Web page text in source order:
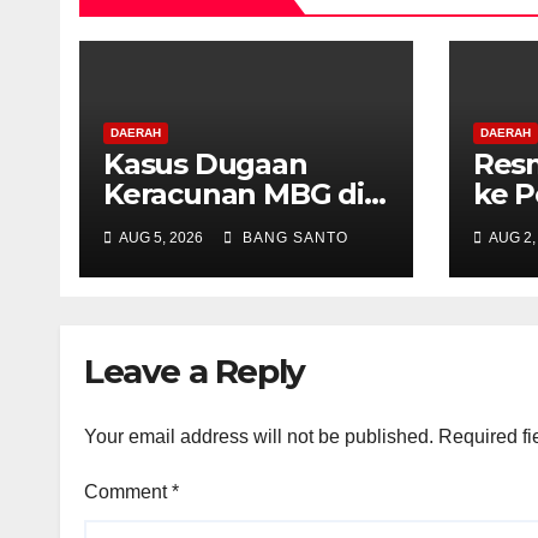
DAERAH
Kasus Dugaan
Keracunan MBG di
Depapre Jayapura,
Aktivis Papua Minta
Operasional Dapur
Menyeluruh
AUG 5, 2026 BANG SANTO
DAERAH
ke
AUG
Leave a Reply
Your email address will not be published. Required
Comment*